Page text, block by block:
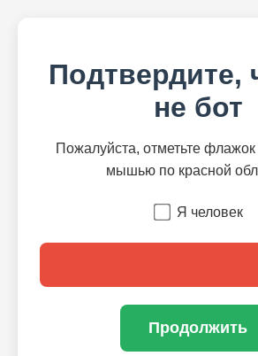
Подтвердите,
не бот
Пожалуйста, отметьте
мышью по красной
Я человек
Продолжить